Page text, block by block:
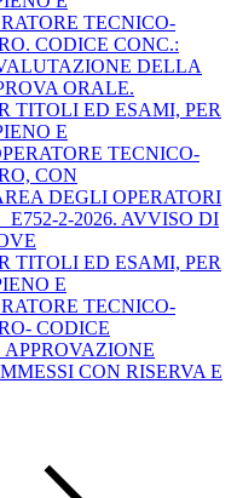
TECNICO-
CODICE CONC.:
DELLA
ORALE.
TITOLI ED ESAMI, PER
E
TECNICO-
CON
DEGLI OPERATORI
2-2026. AVVISO DI
TITOLI ED ESAMI, PER
E
TECNICO-
CODICE
APPROVAZIONE
CON RISERVA E